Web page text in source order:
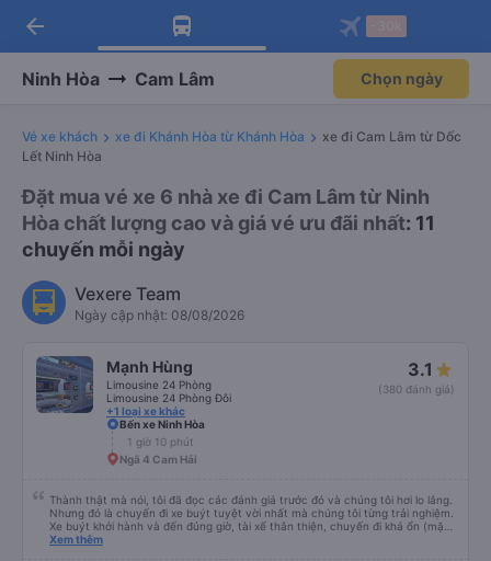
Tải app Vexere ngay!
Nhận ưu đãi thành viên độc
Mở app
Tải app Vexere
-30k/ghế khi đặt vé máy bay qua
Mở app
arrow_back
Ninh Hòa Cam Lâm Chọn ngày
Vé xe khách xe đi Khánh Hòa từ Khánh Hòa
xe đi Cam Lâm từ Dốc
Lết Ninh Hòa
Đặt mua vé xe 6 nhà xe đi Cam Lâm từ Ninh
Hòa chất lượng cao và giá vé ưu đãi nhất: 11
chuyến mỗi ngày
Vexere Team
Ngày cập nhật: 08/08/2026
Mạnh Hùng
Limousine 24 Phòng
Limousine 24 Phòng Đôi
+1 loại xe khác
3.1
(380 đánh giá)
Bến xe Ninh Hòa
1 giờ 10 phút
Ngã 4 Cam Hải
Thành thật mà nói, tôi đã đọc các đánh giá trước đó và chúng tôi hơi lo lắng.
Nhưng đó là chuyến đi xe buýt tuyệt vời nhất mà chúng tôi từng trải nghiệm.
Xe buýt khởi hành và đến đúng giờ, tài xế thân thiện, chuyến đi khá ổn (mặc
dù vẫn hơi xóc, nhưng đó là đặc trưng của Việt Nam ^^), và chỗ ngồi thoải
Xem thêm